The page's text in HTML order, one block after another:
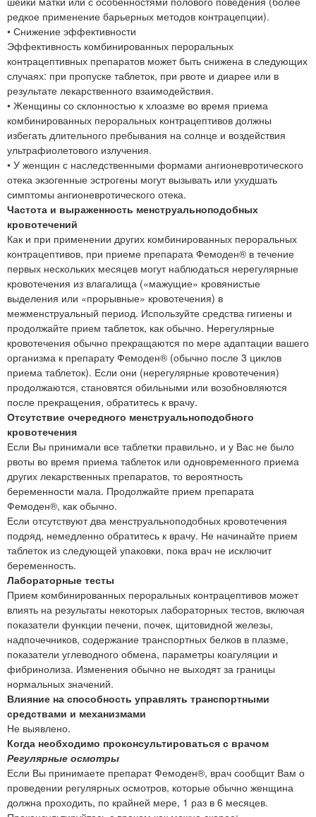
редкое применение барьерных методов контрацепции).
• Снижение эффективности
Эффективность комбинированных пероральных
контрацептивных препаратов может быть снижена в следующих
случаях: при пропуске таблеток, при рвоте и диарее или в
результате лекарственного взаимодействия.
• Женщины со склонностью к хлоазме во время приема
комбинированных пероральных контрацептивов должны
избегать длительного пребывания на солнце и воздействия
ультрафиолетового излучения.
• У женщин с наследственными формами ангионевротического
отека экзогенные эстрогены могут вызывать или ухудшать
симптомы ангионевротического отека.
Частота и выраженность менструальноподобных
кровотечений
Как и при применении других комбинированных пероральных
контрацептивов, при приеме препарата Фемоден® в течение
первых нескольких месяцев могут наблюдаться нерегулярные
кровотечения из влагалища («мажущие» кровянистые
выделения или «прорывные» кровотечения) в
межменструальный период. Используйте средства гигиены и
продолжайте прием таблеток, как обычно. Нерегулярные
кровотечения обычно прекращаются по мере адаптации вашего
организма к препарату Фемоден® (обычно после 3 циклов
приема таблеток). Если они (нерегулярные кровотечения)
продолжаются, становятся обильными или возобновляются
после прекращения, обратитесь к врачу.
Отсутствие очередного менструальноподобного
кровотечения
Если Вы принимали все таблетки правильно, и у Вас не было
рвоты во время приема таблеток или одновременного приема
других лекарственных препаратов, то вероятность
беременности мала. Продолжайте прием препарата
Фемоден®, как обычно.
Если отсутствуют два менструальноподобных кровотечения
подряд, немедленно обратитесь к врачу. Не начинайте прием
таблеток из следующей упаковки, пока врач не исключит
беременность.
Лабораторные тесты
Прием комбинированных пероральных контрацептивов может
влиять на результаты некоторых лабораторных тестов, включая
показатели функции печени, почек, щитовидной железы,
надпочечников, содержание транспортных белков в плазме,
показатели углеводного обмена, параметры коагуляции и
фибринолиза. Изменения обычно не выходят за границы
нормальных значений.
Влияние на способность управлять транспортными
средствами и механизмами
Не выявлено.
Когда необходимо проконсультироваться с врачом
Регулярные осмотры
Если Вы принимаете препарат Фемоден®, врач сообщит Вам о
проведении регулярных осмотров, которые обычно женщина
должна проходить, по крайней мере, 1 раз в 6 месяцев.